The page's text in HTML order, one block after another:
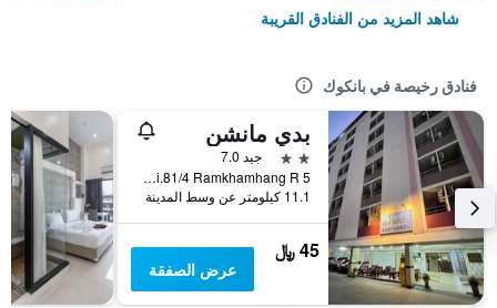
شاهد المزيد من الفنادق القريبة
فنادق رخيصة في بانكوك
بدي مانشن
2 نجمتين
جيد 7.0
5 Soi.81/4 Ramkhamhang R., بانكوك, تايلاند
11.1 كيلومتر عن وسط المدينة
45 ﷼
عرض الصفقة